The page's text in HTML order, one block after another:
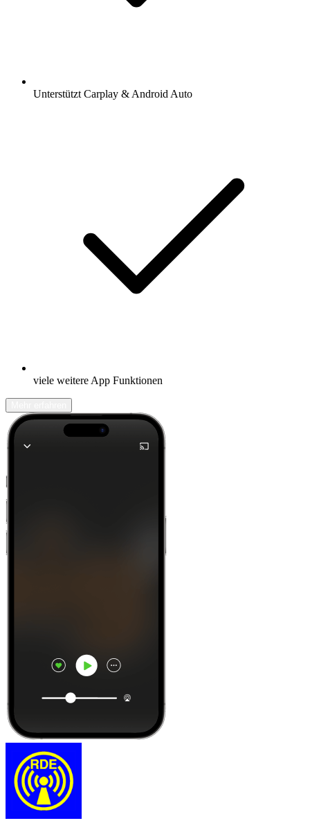
Unterstützt Carplay & Android Auto
viele weitere App Funktionen